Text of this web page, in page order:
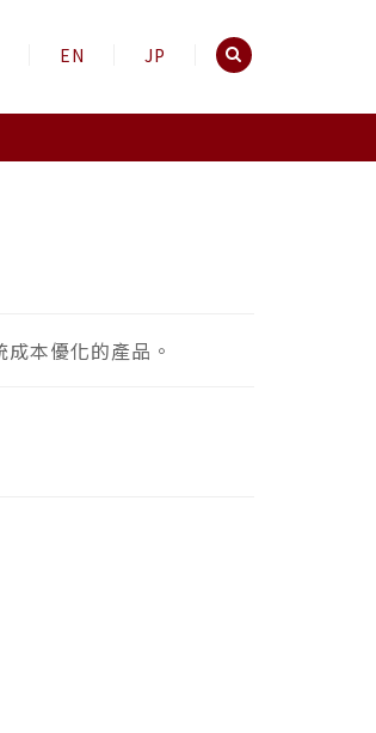
EN JP
本優化的產品。